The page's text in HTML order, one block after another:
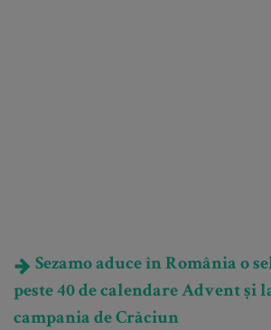
Sezamo aduce în România o
peste 40 de calendare Advent și
campania de Crăciun